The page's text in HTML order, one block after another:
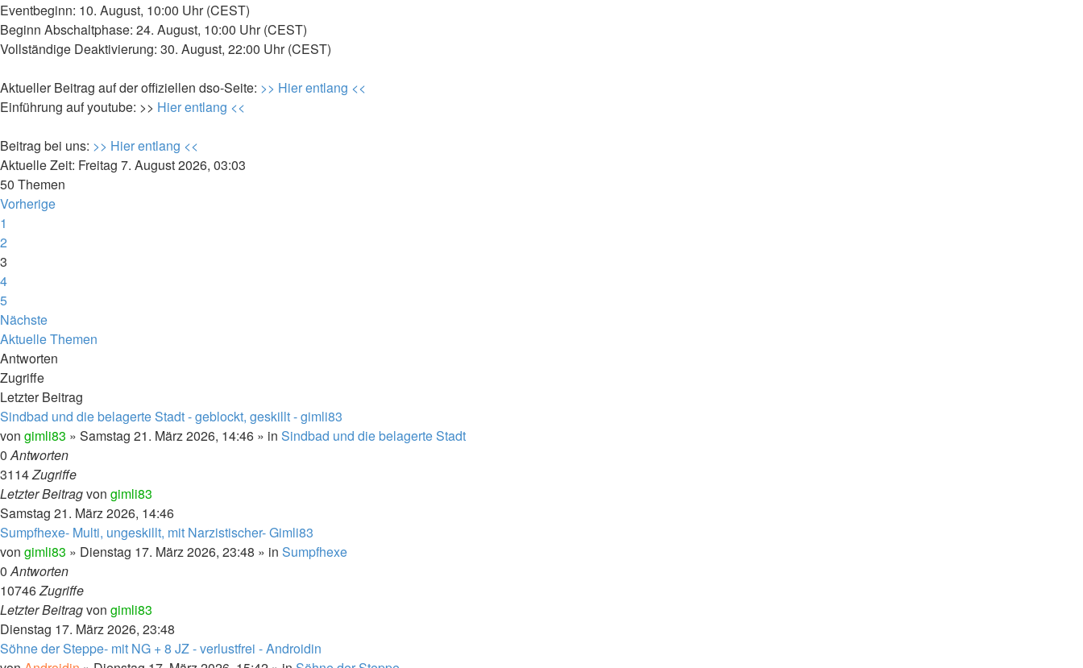
Eventbeginn: 10. August, 10:00 Uhr (CEST)
Beginn Abschaltphase: 24. August, 10:00 Uhr (CEST)
Vollständige Deaktivierung: 30. August, 22:00 Uhr (CEST)
Aktueller Beitrag auf der offiziellen dso-Seite: >> Hier entlang <<
Einführung auf youtube: >> Hier entlang <<
Beitrag bei uns: >> Hier entlang <<
Aktuelle Zeit: Freitag 7. August 2026, 03:03
50 Themen
Vorherige
1
2
3
4
5
Nächste
Aktuelle Themen
Antworten
Zugriffe
Letzter Beitrag
Sindbad und die belagerte Stadt - geblockt, geskillt - gimli83
von gimli83 » Samstag 21. März 2026, 14:46 » in Sindbad und die belagerte Stadt
0Antworten
3114Zugriffe
Letzter Beitragvon gimli83
Samstag 21. März 2026, 14:46
Sumpfhexe- Multi, ungeskillt, mit Narzistischer- Gimli83
von gimli83 » Dienstag 17. März 2026, 23:48 » in Sumpfhexe
0Antworten
10746Zugriffe
Letzter Beitragvon gimli83
Dienstag 17. März 2026, 23:48
Söhne der Steppe- mit NG + 8 JZ - verlustfrei - Androidin